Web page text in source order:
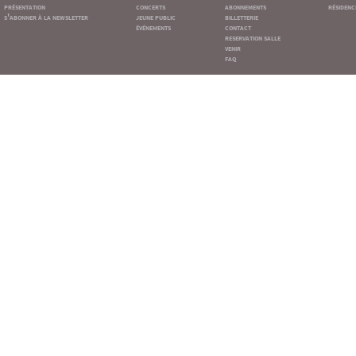
présentation
s'abonner à la newsletter
concerts
jeune public
événements
abonnements
billetterie
contact
reservation salle
venir
faq